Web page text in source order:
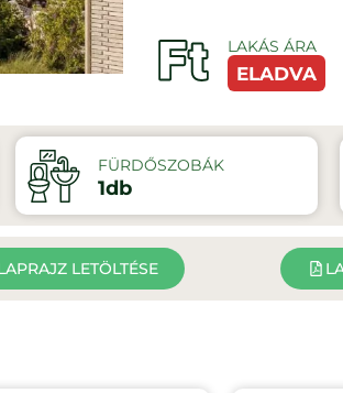
LAKÁS ÁRA
ELADVA
FÜRDŐSZOBÁK
1db
LETÖLTÉSE